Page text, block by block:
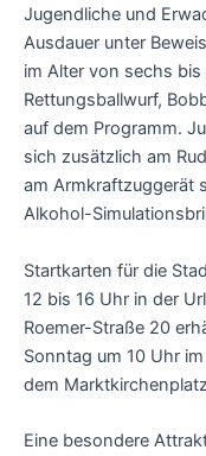
Jugendliche und
Ausdauer unter
im Alter von sechs
Rettungsballwurf,
auf dem Programm.
sich zusätzlich am
am Armkraftzuggerät
Alkohol-
Startkarten für die
12 bis 16 Uhr in der
Roemer-Straße 20
Sonntag um 10 Uhr
dem
Eine besondere